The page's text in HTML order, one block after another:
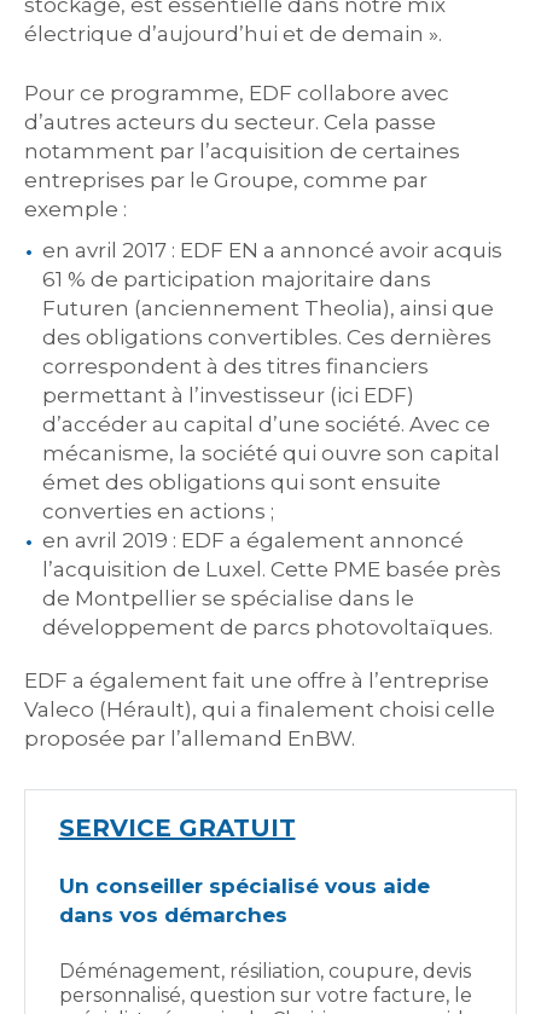
stockage, est essentielle dans notre mix
électrique d’aujourd’hui et de demain ».
Pour ce programme, EDF collabore avec
d’autres acteurs du secteur. Cela passe
notamment par l’acquisition de certaines
entreprises par le Groupe, comme par
exemple :
en avril 2017 : EDF EN a annoncé avoir acquis
61 % de participation majoritaire dans
Futuren (anciennement Theolia), ainsi que
des obligations convertibles. Ces dernières
correspondent à des titres financiers
permettant à l’investisseur (ici EDF)
d’accéder au capital d’une société. Avec ce
mécanisme, la société qui ouvre son capital
émet des obligations qui sont ensuite
converties en actions ;
en avril 2019 : EDF a également annoncé
l’acquisition de Luxel. Cette PME basée près
de Montpellier se spécialise dans le
développement de parcs photovoltaïques.
EDF a également fait une offre à l’entreprise
Valeco (Hérault), qui a finalement choisi celle
proposée par l’allemand EnBW.
SERVICE GRATUIT
Un conseiller spécialisé vous aide
dans vos démarches
Déménagement, résiliation, coupure, devis
personnalisé, question sur votre facture, le